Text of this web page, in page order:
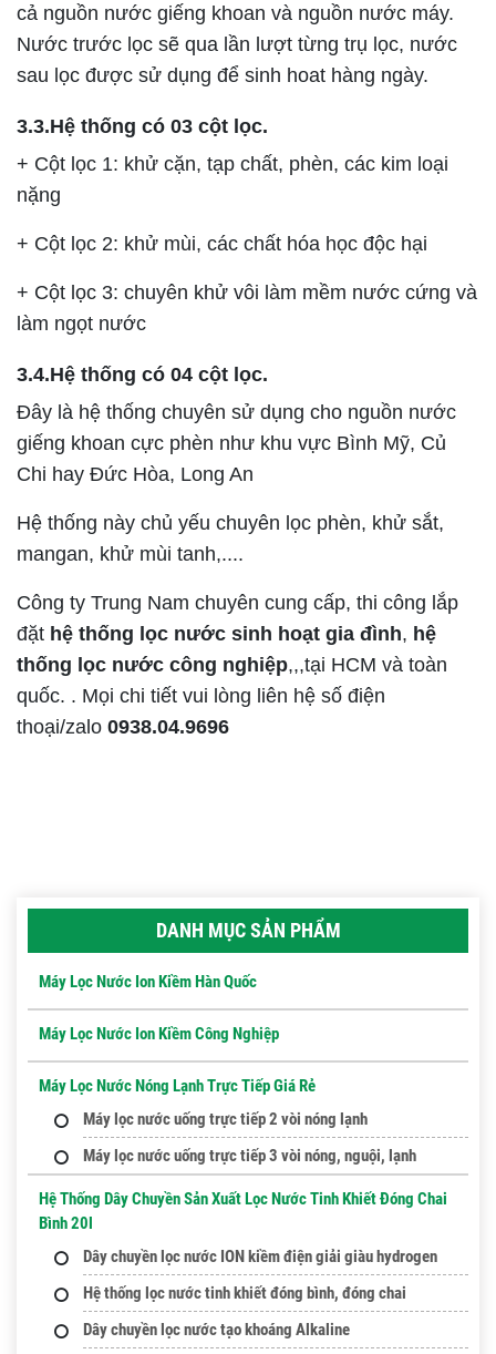
cả nguồn nước giếng khoan và nguồn nước máy.
Nước trước lọc sẽ qua lần lượt từng trụ lọc, nước
sau lọc được sử dụng để sinh hoat hàng ngày.
3.3.Hệ thống có 03 cột lọc.
+ Cột lọc 1: khử cặn, tạp chất, phèn, các kim loại
nặng
+ Cột lọc 2: khử mùi, các chất hóa học độc hại
+ Cột lọc 3: chuyên khử vôi làm mềm nước cứng và
làm ngọt nước
3.4.Hệ thống có 04 cột lọc.
Đây là hệ thống chuyên sử dụng cho nguồn nước
giếng khoan cực phèn như khu vực Bình Mỹ, Củ
Chi hay Đức Hòa, Long An
Hệ thống này chủ yếu chuyên lọc phèn, khử sắt,
mangan, khử mùi tanh,....
Công ty Trung Nam chuyên cung cấp, thi công lắp
đặt hệ thống lọc nước sinh hoạt gia đình, hệ
thống lọc nước công nghiệp,,,tại HCM và toàn
quốc. . Mọi chi tiết vui lòng liên hệ số điện
thoại/zalo 0938.04.9696
DANH MỤC SẢN PHẨM
Máy Lọc Nước Ion Kiềm Hàn Quốc
Máy Lọc Nước Ion Kiềm Công Nghiệp
Máy Lọc Nước Nóng Lạnh Trực Tiếp Giá Rẻ
Máy lọc nước uống trực tiếp 2 vòi nóng lạnh
Máy lọc nước uống trực tiếp 3 vòi nóng, nguội, lạnh
Hệ Thống Dây Chuyền Sản Xuất Lọc Nước Tinh Khiết Đóng Chai
Bình 20l
Dây chuyền lọc nước ION kiềm điện giải giàu hydrogen
Hệ thống lọc nước tinh khiết đóng bình, đóng chai
Dây chuyền lọc nước tạo khoáng Alkaline